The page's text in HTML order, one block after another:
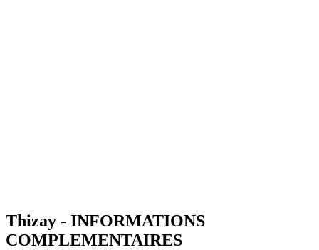
Thizay - INFORMATIONS
COMPLEMENTAIRES